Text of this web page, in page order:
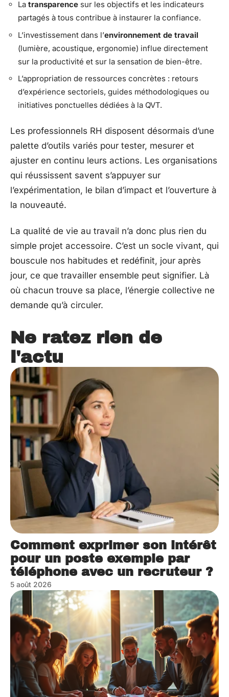
La transparence sur les objectifs et les indicateurs
partagés à tous contribue à instaurer la confiance.
L’investissement dans l’environnement de travail
(lumière, acoustique, ergonomie) influe directement
sur la productivité et sur la sensation de bien-être.
L’appropriation de ressources concrètes : retours
d’expérience sectoriels, guides méthodologiques ou
initiatives ponctuelles dédiées à la QVT.
Les professionnels RH disposent désormais d’une
palette d’outils variés pour tester, mesurer et
ajuster en continu leurs actions. Les organisations
qui réussissent savent s’appuyer sur
l’expérimentation, le bilan d’impact et l’ouverture à
la nouveauté.
La qualité de vie au travail n’a donc plus rien du
simple projet accessoire. C’est un socle vivant, qui
bouscule nos habitudes et redéfinit, jour après
jour, ce que travailler ensemble peut signifier. Là
où chacun trouve sa place, l’énergie collective ne
demande qu’à circuler.
Ne ratez rien de
l'actu
Comment exprimer son intérêt
pour un poste exemple par
téléphone avec un recruteur ?
5 août 2026